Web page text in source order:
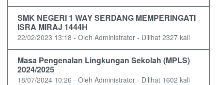
SMK NEGERI 1 WAY SERDANG MEMPERINGATI
ISRA MIRAJ 1444H
22/02/2023 13:18 - Oleh Administrator - Dilihat 2327 kali
Masa Pengenalan Lingkungan Sekolah (MPLS)
2024/2025
18/07/2024 10:26 - Oleh Administrator - Dilihat 1602 kali